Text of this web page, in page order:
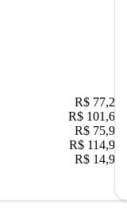
R$ 77,22
R$ 101,67
R$ 75,90
R$ 114,90
R$ 14,90